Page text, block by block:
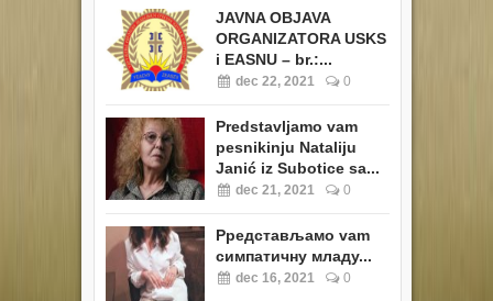
JAVNA OBJAVA
ORGANIZATORA USKS
i EASNU – br.:...
dec 22, 2021 0
Predstavljamo vam
pesnikinju Nataliju
Janić iz Subotice sa...
dec 21, 2021 0
Pредстављамо vam
симпатичну младу...
dec 16, 2021 0